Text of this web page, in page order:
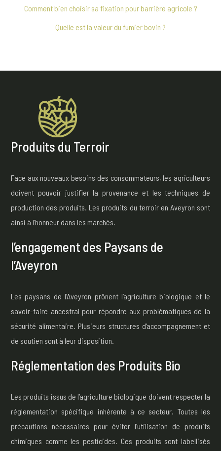
Comment bien choisir sa fixation pour barrière agricole ?
Quelle est la valeur du fumier bovin ?
Produits du Terroir
Face aux nouveaux besoins des consommateurs, les agriculteurs
doivent pouvoir justifier la provenance et les techniques de
production des produits. Les produits du terroir en Aveyron sont
ainsi à l’honneur dans les marchés.
l’engagement des Paysans de
l’Aveyron
Les paysans de l’Aveyron prônent l’agriculture biologique et le
savoir-faire ancestral pour répondre aux problématiques de la
sécurité alimentaire. Plusieurs structures d’accompagnement et
de soutien sont à leur disposition.
Réglementation des Produits Bio
Les produits issus de l’agriculture biologique doivent respecter la
réglementation spécifique inhérente à ce secteur. Toutes les
précautions nécessaires pour éviter l’utilisation de produits
chimiques comme les pesticides. Ces produits sont labellisés